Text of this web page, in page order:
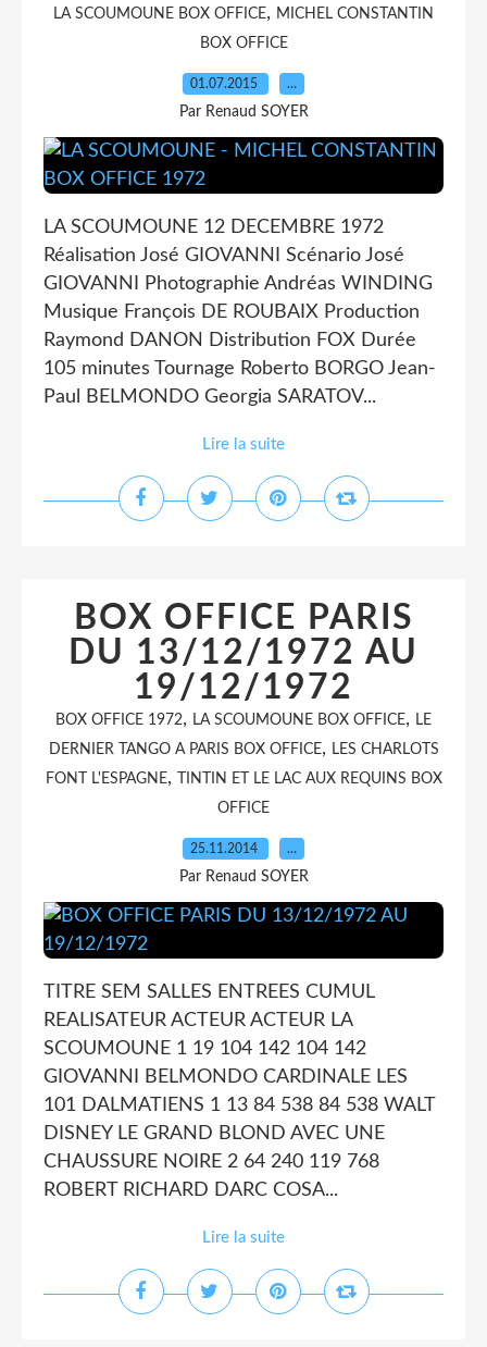
LA SCOUMOUNE BOX OFFICE, MICHEL CONSTANTIN
BOX OFFICE
01.07.2015 …
Par Renaud SOYER
LA SCOUMOUNE 12 DECEMBRE 1972
Réalisation José GIOVANNI Scénario José
GIOVANNI Photographie Andréas WINDING
Musique François DE ROUBAIX Production
Raymond DANON Distribution FOX Durée
105 minutes Tournage Roberto BORGO Jean-
Paul BELMONDO Georgia SARATOV...
Lire la suite
BOX OFFICE PARIS
DU 13/12/1972 AU
19/12/1972
BOX OFFICE 1972, LA SCOUMOUNE BOX OFFICE, LE
DERNIER TANGO A PARIS BOX OFFICE, LES CHARLOTS
FONT L'ESPAGNE,
TINTIN ET LE LAC AUX REQUINS BOX
OFFICE
25.11.2014 …
Par Renaud SOYER
TITRE SEM SALLES ENTREES CUMUL
REALISATEUR ACTEUR ACTEUR LA
SCOUMOUNE 1 19 104 142 104 142
GIOVANNI BELMONDO CARDINALE LES
101 DALMATIENS 1 13 84 538 84 538 WALT
DISNEY LE GRAND BLOND AVEC UNE
CHAUSSURE NOIRE 2 64 240 119 768
ROBERT RICHARD DARC COSA...
Lire la suite